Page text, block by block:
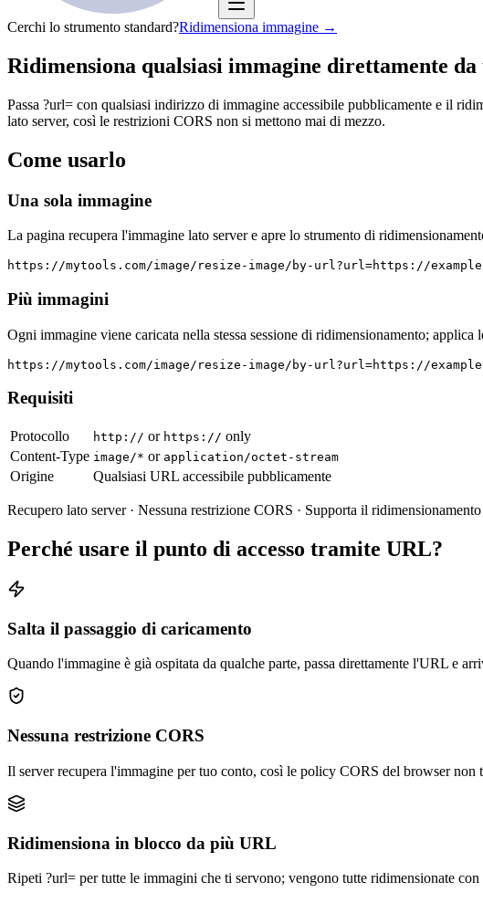
Cerchi lo strumento standard?Ridimensiona immagine →
Ridimensiona qualsiasi immagine direttamente
Passa ?url= con qualsiasi indirizzo di immagine accessibile pubblicamente e il
lato server, così le restrizioni CORS non si mettono mai di mezzo.
Come usarlo
Una sola immagine
La pagina recupera l'immagine lato server e apre lo strumento di
https://mytools.com/image/resize-image/by-url?url=https://
Più immagini
Ogni immagine viene caricata nella stessa sessione di ridimensionamento;
https://mytools.com/image/resize-image/by-url?url=https://
Requisiti
Protocollo http:// or https:// only
Content-Type image/* or application/octet-stream
Origine Qualsiasi URL accessibile pubblicamente
Recupero lato server · Nessuna restrizione CORS · Supporta il
Perché usare il punto di accesso tramite URL?
Salta il passaggio di caricamento
Quando l'immagine è già ospitata da qualche parte, passa direttamente l'URL e
Nessuna restrizione CORS
Il server recupera l'immagine per tuo conto, così le policy CORS del browser non
Ridimensiona in blocco da più URL
Ripeti ?url= per tutte le immagini che ti servono; vengono tutte ridimensionate